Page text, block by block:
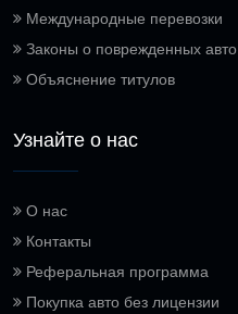
Международные перевозки
Законы о поврежденных авто
Объяснение титулов
Узнайте о нас
О нас
Контакты
Реферальная программа
Покупка авто без лицензии